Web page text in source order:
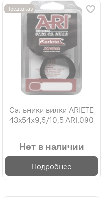
Предзаказ
Сальники вилки ARIETE
43х54х9,5/10,5 ARI.090
Нет в наличии
Подробнее